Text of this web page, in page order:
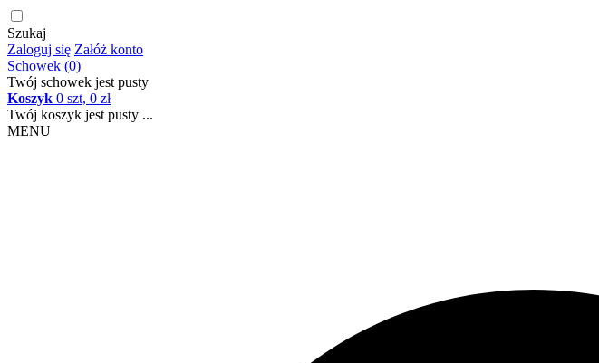
Szukaj
Zaloguj się Załóż konto
Schowek (0)
Twój schowek jest pusty
Koszyk 0 szt, 0 zł
Twój koszyk jest pusty ...
MENU